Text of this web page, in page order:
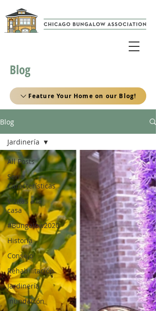
Blog
Feature Your Home on our Blog!
Blog
All Posts
Serie
Características
Visitas a la
casa
#Bungalow2020
Historia
Consejo
Rehabilitación
Jardinería
Inundación
Jardinería